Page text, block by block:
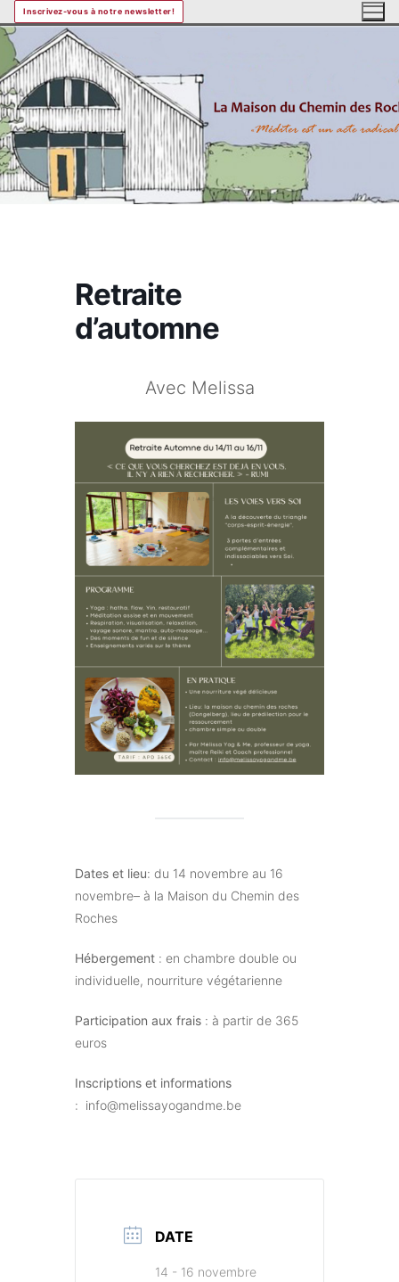
Aller
au
contenu
Inscrivez-vous à notre newsletter!
Retraite
d’automne
Avec Melissa
Dates et lieu: du 14 novembre au 16
novembre– à la Maison du Chemin des
Roches
Hébergement : en chambre double ou
individuelle, nourriture végétarienne
Participation aux frais : à partir de 365
euros
Inscriptions et informations
: info@melissayogandme.be
DATE
14 - 16 novembre